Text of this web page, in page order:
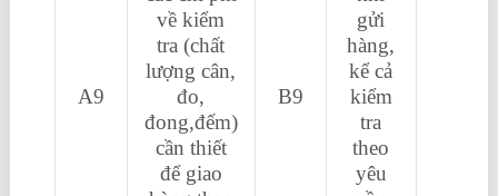
A9
về kiểm
tra (chất
lượng cân,
đo,
đong,đếm)
cần thiết
để giao
B9
gửi
hàng,
kể cả
kiểm
tra
theo
yêu